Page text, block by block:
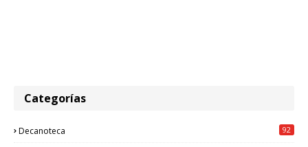
Categorías
Decanoteca 92